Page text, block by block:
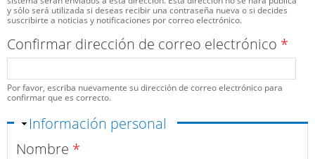
y sólo será utilizada si deseas recibir una contraseña nueva o si decides
suscribirte a noticias y notificaciones por correo electrónico.
Confirmar dirección de correo electrónico *
Por favor, escriba nuevamente su dirección de correo electrónico para
confirmar que es correcto.
Ocultar
Información personal
Nombre *